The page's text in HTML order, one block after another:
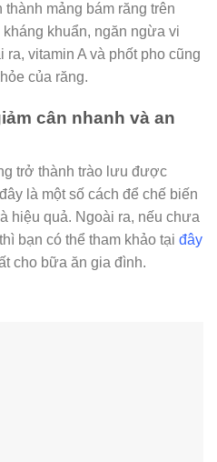
mảng bám răng trên
khuẩn, ngăn ngừa vi
ra, vitamin A và phốt pho cũng
của răng.
cân nhanh và an
trở thành trào lưu được
là một số cách để chế biến
hiệu quả. Ngoài ra, nếu chưa
bạn có thể tham khảo tại đây
cho bữa ăn gia đình.